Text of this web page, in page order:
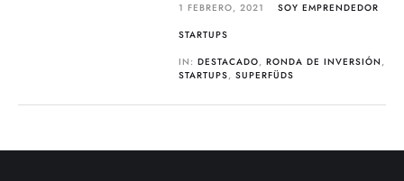
1 FEBRERO, 2021
SOY EMPRENDEDOR
STARTUPS
IN:DESTACADO,RONDA DE INVERSIÓN ,
STARTUPS,SUPERFÜDS